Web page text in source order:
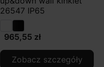
26547 IP65
965,55 zł
Zobacz szczegóły